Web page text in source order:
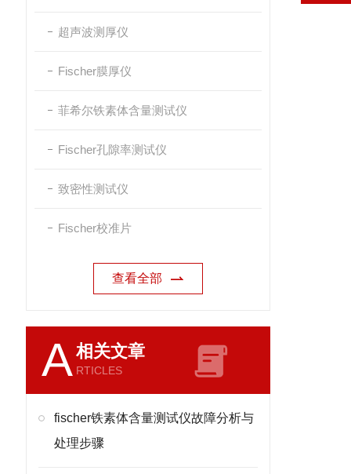
超声波测厚仪
Fischer膜厚仪
菲希尔铁素体含量测试仪
Fischer孔隙率测试仪
致密性测试仪
Fischer校准片
查看全部
A相关文章
RTICLES
fischer铁素体含量测试仪故障分析与
处理步骤